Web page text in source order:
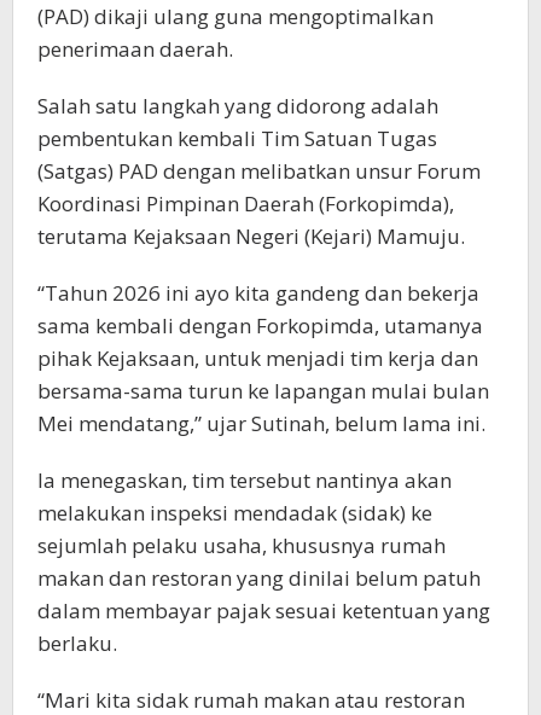
(PAD) dikaji ulang guna mengoptimalkan
penerimaan daerah.
Salah satu langkah yang didorong adalah
pembentukan kembali Tim Satuan Tugas
(Satgas) PAD dengan melibatkan unsur Forum
Koordinasi Pimpinan Daerah (Forkopimda),
terutama Kejaksaan Negeri (Kejari) Mamuju.
“Tahun 2026 ini ayo kita gandeng dan bekerja
sama kembali dengan Forkopimda, utamanya
pihak Kejaksaan, untuk menjadi tim kerja dan
bersama-sama turun ke lapangan mulai bulan
Mei mendatang,” ujar Sutinah, belum lama ini.
Ia menegaskan, tim tersebut nantinya akan
melakukan inspeksi mendadak (sidak) ke
sejumlah pelaku usaha, khususnya rumah
makan dan restoran yang dinilai belum patuh
dalam membayar pajak sesuai ketentuan yang
berlaku.
“Mari kita sidak rumah makan atau restoran